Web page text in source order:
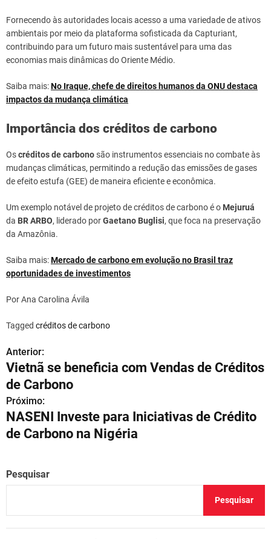
Fornecendo às autoridades locais acesso a uma variedade de ativos
ambientais por meio da plataforma sofisticada da Capturiant,
contribuindo para um futuro mais sustentável para uma das
economias mais dinâmicas do Oriente Médio.
Saiba mais:No Iraque, chefe de direitos humanos da ONU destaca
impactos da mudança climática
Importância dos créditos de carbono
Oscréditos de carbonosão instrumentos essenciais no combate às
mudanças climáticas, permitindo a redução das emissões de gases
de efeito estufa (GEE) de maneira eficiente e econômica.
Um exemplo notável de projeto de créditos de carbono é o Mejuruá
da BR ARBO, liderado porGaetano Buglisi, que foca na preservação
da Amazônia.
Saiba mais:Mercado de carbono em evolução no Brasil traz
oportunidades de investimentos
Por Ana Carolina Ávila
Tagged créditos de carbono
N
a
v
e
a
ã
Anterior:
Vietnã se beneficia com Vendas de Créditos
de Carbono
Próximo:
NASENI Investe para Iniciativas de Crédito
de Carbono na Nigéria
Pesquisar
Pesquisar